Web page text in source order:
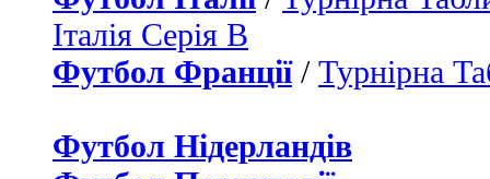
Італія Серія B
Футбол Франції/ Турнірна
Футбол Нідерландiв